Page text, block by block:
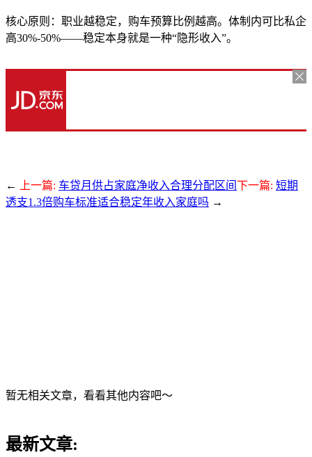
核心原则：职业越稳定，购车预算比例越高。体制内可比私企
高30%-50%——稳定本身就是一种“隐形收入”。
← 上一篇: 车贷月供占家庭净收入合理分配区间下一篇: 短期
透支1.3倍购车标准适合稳定年收入家庭吗 →
暂无相关文章，看看其他内容吧～
最新文章: